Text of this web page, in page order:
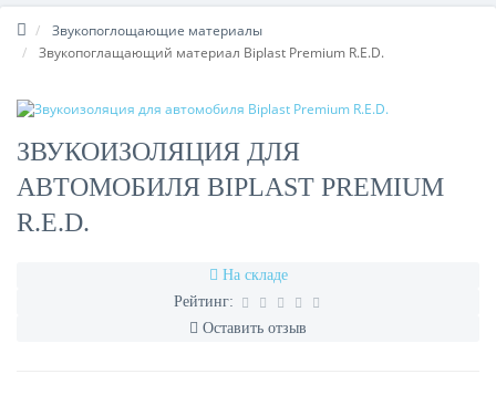
Звукопоглощающие материалы
Звукопоглащающий материал Biplast Premium R.E.D.
ЗВУКОИЗОЛЯЦИЯ ДЛЯ
АВТОМОБИЛЯ BIPLAST PREMIUM
R.E.D.
На складе
Рейтинг:
Оставить отзыв